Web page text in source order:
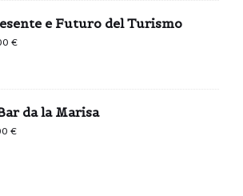
e Futuro del Turismo
€
da la Marisa
€